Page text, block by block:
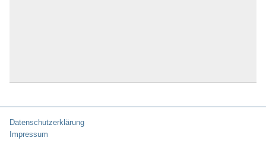
Datenschutzerklärung
Impressum